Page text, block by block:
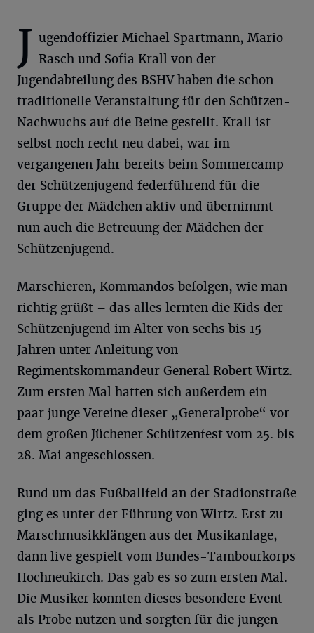
J ugendoffizier Michael Spartmann, Mario
Rasch und Sofia Krall von der
Jugendabteilung des BSHV haben die schon
traditionelle Veranstaltung für den Schützen-
Nachwuchs auf die Beine gestellt. Krall ist
selbst noch recht neu dabei, war im
vergangenen Jahr bereits beim Sommercamp
der Schützenjugend federführend für die
Gruppe der Mädchen aktiv und übernimmt
nun auch die Betreuung der Mädchen der
Schützenjugend.
Marschieren, Kommandos befolgen, wie man
richtig grüßt – das alles lernten die Kids der
Schützenjugend im Alter von sechs bis 15
Jahren unter Anleitung von
Regimentskommandeur General Robert Wirtz.
Zum ersten Mal hatten sich außerdem ein
paar junge Vereine dieser „Generalprobe“ vor
dem großen Jüchener Schützenfest vom 25. bis
28. Mai angeschlossen.
Rund um das Fußballfeld an der Stadionstraße
ging es unter der Führung von Wirtz. Erst zu
Marschmusikklängen aus der Musikanlage,
dann live gespielt vom Bundes-Tambourkorps
Hochneukirch. Das gab es so zum ersten Mal.
Die Musiker konnten dieses besondere Event
als Probe nutzen und sorgten für die jungen